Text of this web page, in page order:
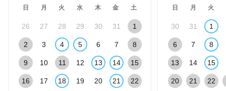
日 月 火 水 木 金 土
26 27 28 29 30 31 1
2 3 4 5 6 7 8
9 10 11 12 13 14 15
16 17 18 19 20 21 22
日 月 火
30 31 1
6 7 8
13 14 15
20 21 22